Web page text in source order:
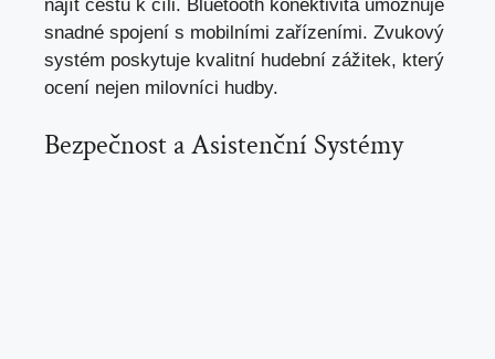
najít cestu k cíli. Bluetooth konektivita umožňuje
snadné spojení s mobilními zařízeními. Zvukový
systém poskytuje kvalitní hudební zážitek, který
ocení nejen milovníci hudby.
Bezpečnost a Asistenční Systémy